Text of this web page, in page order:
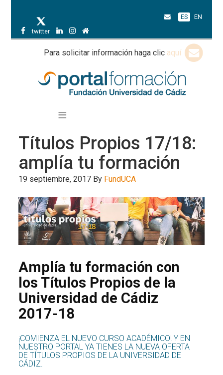
twitter
ES EN
Para solicitar información haga clic aquí
Títulos Propios 17/18:
amplía tu formación
19 septiembre, 2017 By FundUCA
Amplía tu formación con
los Títulos Propios de la
Universidad de Cádiz
2017-18
¡COMIENZA EL NUEVO CURSO ACADÉMICO! Y EN
NUESTRO PORTAL YA TIENES LA NUEVA OFERTA
DE TÍTULOS PROPIOS DE LA UNIVERSIDAD DE
CÁDIZ.